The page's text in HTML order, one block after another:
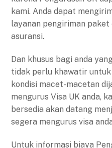
kami. Anda dapat
layanan pengiriman paket
asuransi.
Dan khusus bagi anda
tidak perlu khawatir untuk
kondisi macet-macetan
mengurus Visa UK anda,
bersedia akan datang
segera mengurus visa
Untuk informasi biaya